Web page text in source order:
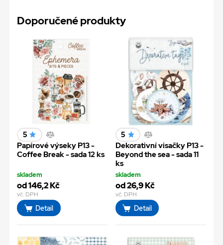
Doporučené produkty
5
Papírové výseky P13 -
Coffee Break - sada 12 ks
skladem
od 146,2 Kč
vč. DPH
Detail
5
Dekorativní visačky P13 -
Beyond the sea - sada 11
ks
skladem
od 26,9 Kč
vč. DPH
Detail